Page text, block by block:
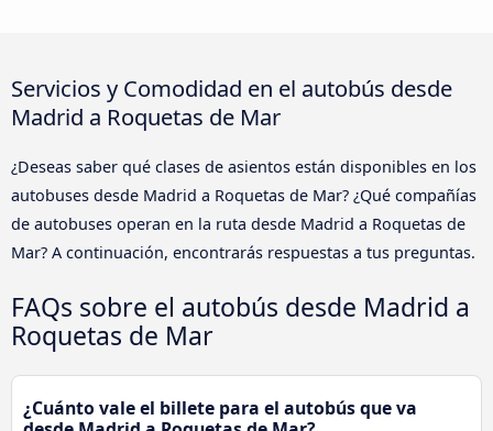
Servicios y Comodidad en el autobús desde
Madrid a Roquetas de Mar
¿Deseas saber qué clases de asientos están disponibles en los
autobuses desde Madrid a Roquetas de Mar? ¿Qué compañías
de autobuses operan en la ruta desde Madrid a Roquetas de
Mar? A continuación, encontrarás respuestas a tus preguntas.
FAQs sobre el autobús desde Madrid a
Roquetas de Mar
¿Cuánto vale el billete para el autobús que va